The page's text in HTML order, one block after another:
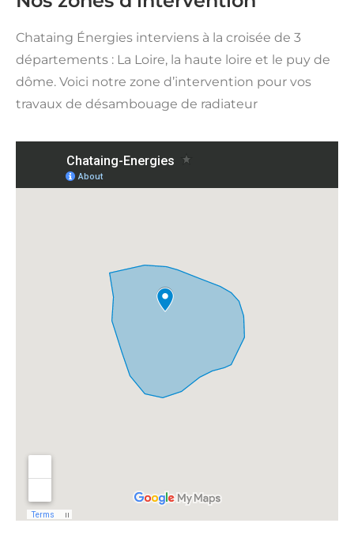
Chataing Énergies interviens à la croisée de 3
départements : La Loire, la haute loire et le puy de
dôme. Voici notre zone d’intervention pour vos
travaux de désambouage de radiateur